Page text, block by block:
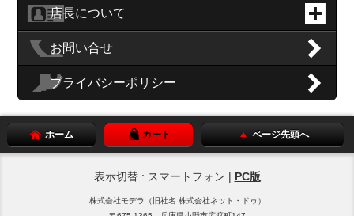
店長について
お問い合せ
プライバシーポリシー
ホーム カート ページ先頭へ
表示切替 : スマートフォン | PC版
株式会社モデラ（旧社名 株式会社ネット・ドゥ）